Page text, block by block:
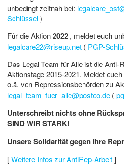
unbedingt zeitnah bei:
Schlüssel)
Für die Aktion2022 , meldet euch
legalcare22@riseup.net ( PGP-
Das Legal Team für Alle ist die Anti-
Aktionstage 2015-2021. Meldet
o.ä. von Repressionsbehörden zu
legal_team_fuer_alle@posteo.de (
Unterschreibt nichts ohne
SIND WIR STARK!
Unsere Solidarität gegen ihre
[Weitere Infos zur AntiRep-Arbeit]